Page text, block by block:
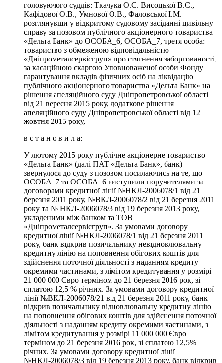
головуючого суддів: Ткачука О.С. Висоцької В.С.,
Кафідової О.В., Умнової О.В., Фаловської І.М.
розглянувши у відкритому судовому засіданні цивільну
справу за позовом публічного акціонерного товариства
«Дельта Банк» до ОСОБА_6, ОСОБА_7, третя особа:
товариство з обмеженою відповідальністю
«Дніпрометалсервісгруп» про стягнення заборгованості,
за касаційною скаргою Уповноваженої особи Фонду
гарантування вкладів фізичних осіб на ліквідацію
публічного акціонерного товариства «Дельта Банк» на
рішення апеляційного суду Дніпропетровської області
від 21 вересня 2015 року, додаткове рішення
апеляційного суду Дніпропетровської області від 12
жовтня 2015 року,
в с т а н о в и л а:
У лютому 2015 року публічне акціонерне товариство
«Дельта Банк» (далі ПАТ «Дельта Банк», банк)
звернулося до суду з позовом посилаючись на те, що
ОСОБА_7 та ОСОБА_6 виступили поручителями за
договорами кредитної лінії №НКЛ-2006078/1 від 21
березня 2011 року, №ВКЛ-2006078/2 від 21 березня 2011
року та № НКЛ-2006078/3 від 19 березня 2013 року,
укладеними між банком та ТОВ
«Дніпрометалсервісгруп». За умовами договору
кредитної лінії №НКЛ-2006078/1 від 21 березня 2011
року, банк відкрив позичальнику невідновлювальну
кредитну лінію на поповнення обігових коштів для
здійснення поточної діяльності з наданням кредиту
окремими частинами, з лімітом кредитування у розмірі
21 000 000 Євро терміном до 21 березня 2016 рок, зі
сплатою 12,5 % річних. За умовами договору кредитної
лінії №ВКЛ-2006078/21 від 21 березня 2011 року, банк
відкрив позичальнику відновлювальну кредитну лінію
на поповнення обігових коштів для здійснення поточної
діяльності з наданням кредиту окремими частинами, з
лімітом кредитування у розмірі 11 000 000 Євро
терміном до 21 березня 2016 рок, зі сплатою 12,5%
річних. За умовами договору кредитної лінії
№НКЛ-2006078/3 від 19 березня 2013 року, банк відкрив